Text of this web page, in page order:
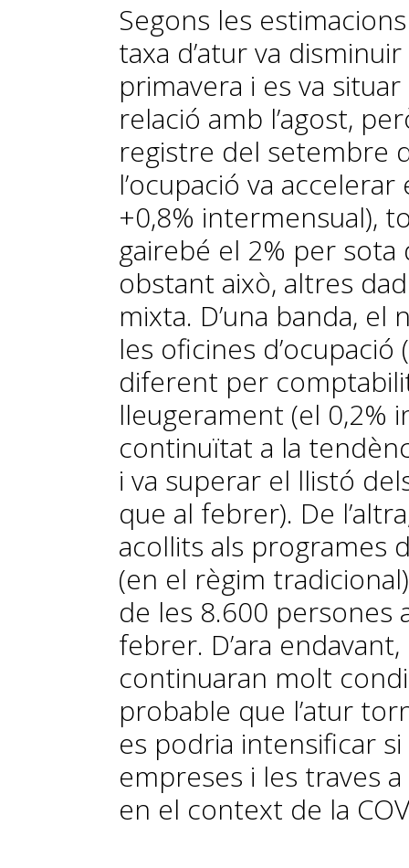
Segons les
taxa d’atur va
primavera i es va
relació amb l’agost,
registre del setembre
l’ocupació va
+0,8% intermensual),
gairebé el 2% per
obstant això, altres
mixta. D’una banda,
les oficines
diferent per
lleugerament (el 0,2%
continuïtat a la
i va superar el llistó
que al febrer). De
acollits als programes
(en el règim
de les 8.600 persones
febrer. D’ara
continuaran molt
probable que l’atur
es podria intensificar
empreses i les traves
en el context de la